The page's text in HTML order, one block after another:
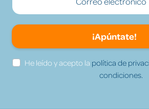
¡Apúntate!
He leído y acepto la política de
condiciones.